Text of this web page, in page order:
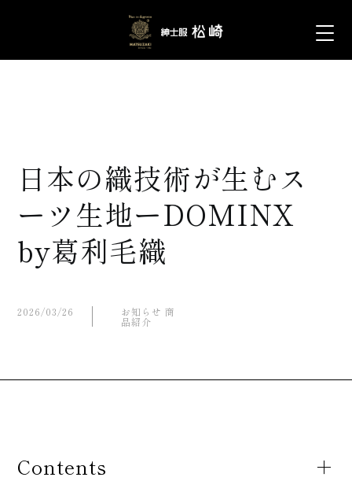
日本の織技術が生むス
ーツ生地ーDOMINX
by葛利毛織
2026/03/26 お知らせ 商
品紹介
Contents